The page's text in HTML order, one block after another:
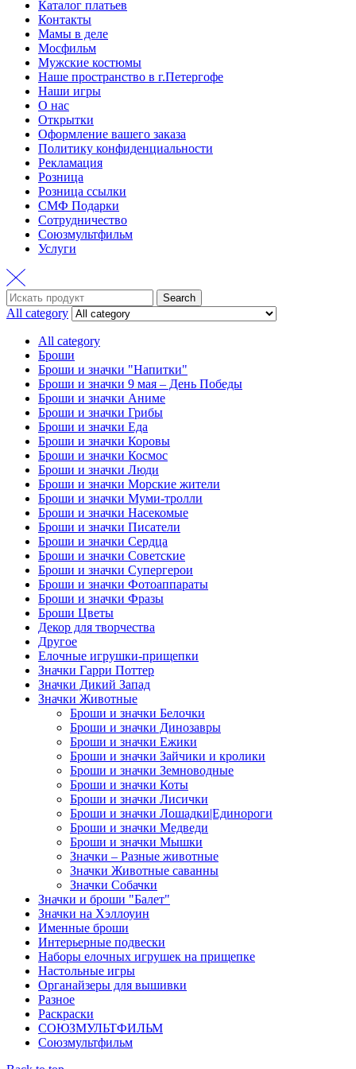
Каталог платьев
Контакты
Мамы в деле
Мосфильм
Мужские костюмы
Наше пространство в г.Петергофе
Наши игры
О нас
Открытки
Оформление вашего заказа
Политику конфиденциальности
Рекламация
Розница
Розница ссылки
СМФ Подарки
Сотрудничество
Союзмультфильм
Услуги
Search
for:
Search
All category
All category
Броши
Броши и значки "Напитки"
Броши и значки 9 мая – День Победы
Броши и значки Аниме
Броши и значки Грибы
Броши и значки Еда
Броши и значки Коровы
Броши и значки Космос
Броши и значки Люди
Броши и значки Морские жители
Броши и значки Муми-тролли
Броши и значки Насекомые
Броши и значки Писатели
Броши и значки Сердца
Броши и значки Советские
Броши и значки Супергерои
Броши и значки Фотоаппараты
Броши и значки Фразы
Броши Цветы
Декор для творчества
Другое
Елочные игрушки-прищепки
Значки Гарри Поттер
Значки Дикий Запад
Значки Животные
Броши и значки Белочки
Броши и значки Динозавры
Броши и значки Ежики
Броши и значки Зайчики и кролики
Броши и значки Земноводные
Броши и значки Коты
Броши и значки Лисички
Броши и значки Лошадки|Единороги
Броши и значки Медведи
Броши и значки Мышки
Значки – Разные животные
Значки Животные саванны
Значки Собачки
Значки и броши "Балет"
Значки на Хэллоуин
Именные броши
Интерьерные подвески
Наборы елочных игрушек на прищепке
Настольные игры
Органайзеры для вышивки
Разное
Раскраски
СОЮЗМУЛЬТФИЛЬМ
Союзмультфильм